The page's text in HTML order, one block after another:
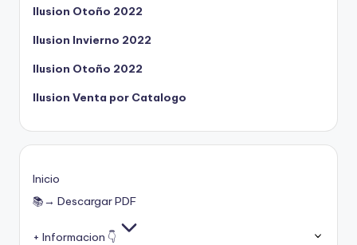
Ilusion Otoño 2022
Ilusion Invierno 2022
Ilusion Otoño 2022
Ilusion Venta por Catalogo
Inicio
📚→ Descargar PDF
+ Informacion 👇